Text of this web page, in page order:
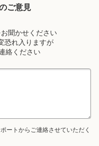
ご意見
聞かせください
恐れ入りますが
絡ください
ートからご連絡させていただく